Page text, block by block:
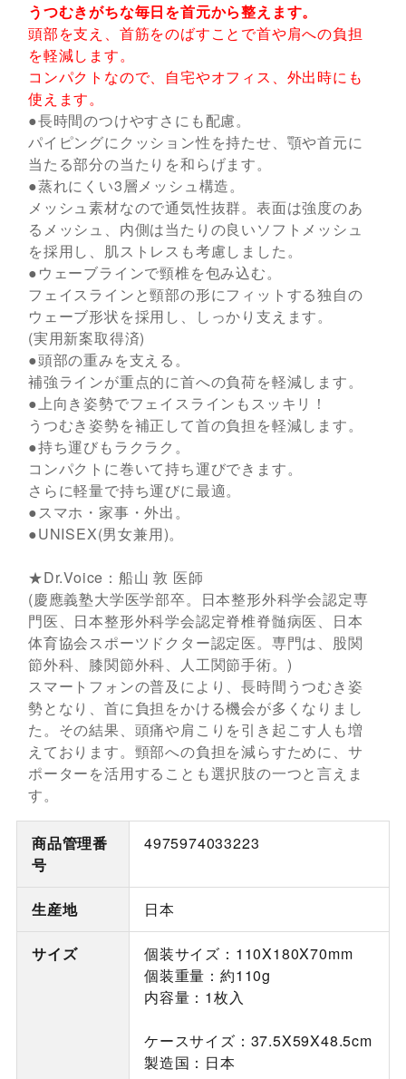
うつむきがちな毎日を首元から整えます。
頭部を支え、首筋をのばすことで首や肩への負担
を軽減します。
コンパクトなので、自宅やオフィス、外出時にも
使えます。
●長時間のつけやすさにも配慮。
パイピングにクッション性を持たせ、顎や首元に
当たる部分の当たりを和らげます。
●蒸れにくい3層メッシュ構造。
メッシュ素材なので通気性抜群。表面は強度のあ
るメッシュ、内側は当たりの良いソフトメッシュ
を採用し、肌ストレスも考慮しました。
●ウェーブラインで頸椎を包み込む。
フェイスラインと頸部の形にフィットする独自の
ウェーブ形状を採用し、しっかり支えます。
(実用新案取得済)
●頭部の重みを支える。
補強ラインが重点的に首への負荷を軽減します。
●上向き姿勢でフェイスラインもスッキリ！
うつむき姿勢を補正して首の負担を軽減します。
●持ち運びもラクラク。
コンパクトに巻いて持ち運びできます。
さらに軽量で持ち運びに最適。
●スマホ・家事・外出。
●UNISEX(男女兼用)。
★Dr.Voice：船山 敦 医師
(慶應義塾大学医学部卒。日本整形外科学会認定専
門医、日本整形外科学会認定脊椎脊髄病医、日本
体育協会スポーツドクター認定医。専門は、股関
節外科、膝関節外科、人工関節手術。)
スマートフォンの普及により、長時間うつむき姿
勢となり、首に負担をかける機会が多くなりまし
た。その結果、頭痛や肩こりを引き起こす人も増
えております。頸部への負担を減らすために、サ
ポーターを活用することも選択肢の一つと言えま
す。
商品管理番
号
4975974033223
生産地 日本
サイズ
個装サイズ：110X180X70mm
個装重量：約110g
内容量：1枚入
ケースサイズ：37.5X59X48.5cm
製造国：日本